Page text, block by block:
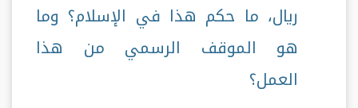
ريال، ما حكم هذا في الإسلام؟ وما
هو الموقف الرسمي من هذا
العمل؟